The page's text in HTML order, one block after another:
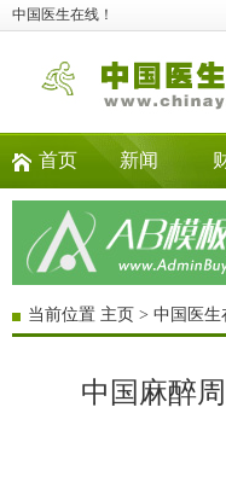
中国医生在线！
首页 新闻
当前位置 主页 > 中国医生
中国麻醉